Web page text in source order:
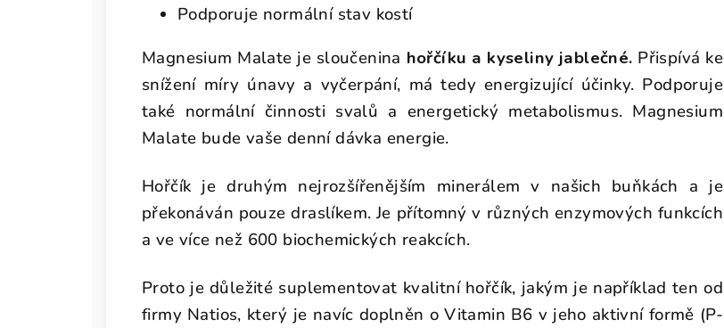
Podporuje normální stav kostí
Magnesium Malate je sloučenina hořčíku a kyseliny jablečné. Přispívá ke
snížení míry únavy a vyčerpání, má tedy energizující účinky. Podporuje
také normální činnosti svalů a energetický metabolismus. Magnesium
Malate bude vaše denní dávka energie.
Hořčík je druhým nejrozšířenějším minerálem v našich buňkách a je
překonáván pouze draslíkem. Je přítomný v různých enzymových funkcích
a ve více než 600 biochemických reakcích.
Proto je důležité suplementovat kvalitní hořčík, jakým je například ten od
firmy Natios, který je navíc doplněn o Vitamin B6 v jeho aktivní formě (P-